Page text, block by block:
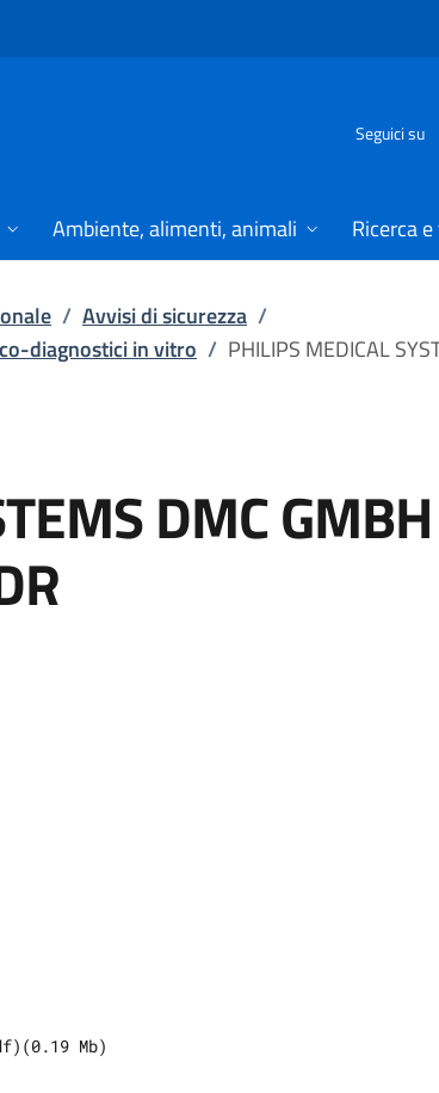
Seguici su
Ambiente, alimenti, animali Ricerca
/ Avvisi di sicurezza /
diagnostici in vitro / PHILIPS MEDICAL
DMC
) (0.19 Mb)